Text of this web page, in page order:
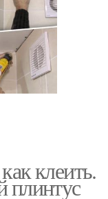
клеить.
плинтус